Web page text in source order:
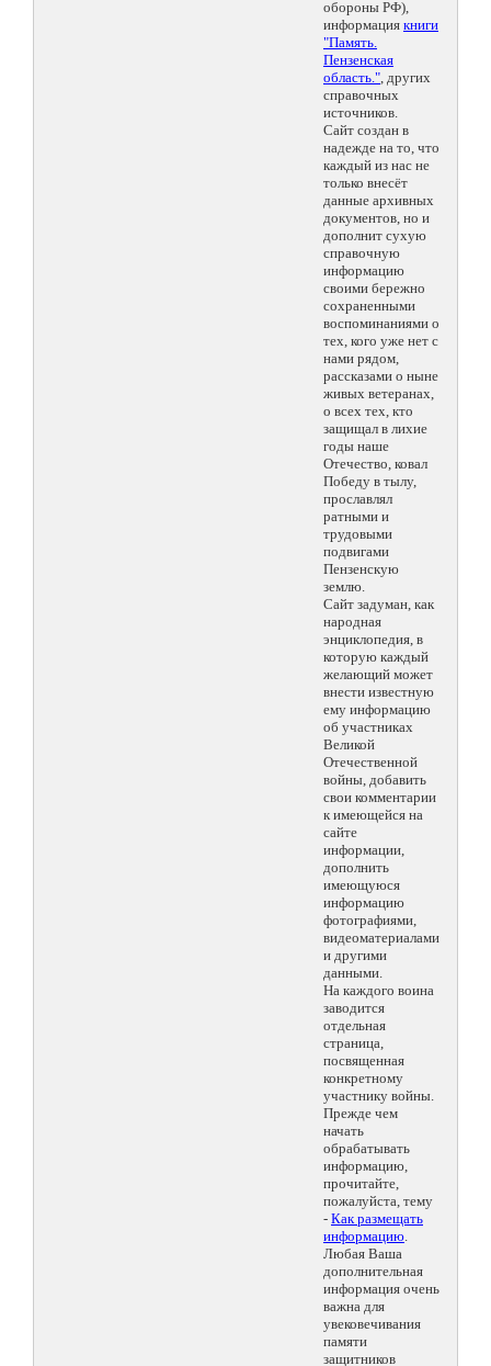
обороны РФ),
информация книги
"Память.
Пензенская
область.", других
справочных
источников.
Сайт создан в
надежде на то, что
каждый из нас не
только внесёт
данные архивных
документов, но и
дополнит сухую
справочную
информацию
своими бережно
сохраненными
воспоминаниями о
тех, кого уже нет с
нами рядом,
рассказами о ныне
живых ветеранах,
о всех тех, кто
защищал в лихие
годы наше
Отечество, ковал
Победу в тылу,
прославлял
ратными и
трудовыми
подвигами
Пензенскую
землю.
Сайт задуман, как
народная
энциклопедия, в
которую каждый
желающий может
внести известную
ему информацию
об участниках
Великой
Отечественной
войны, добавить
свои комментарии
к имеющейся на
сайте
информации,
дополнить
имеющуюся
информацию
фотографиями,
видеоматериалами
и другими
данными.
На каждого воина
заводится
отдельная
страница,
посвященная
конкретному
участнику войны.
Прежде чем
начать
обрабатывать
информацию,
прочитайте,
пожалуйста, тему
- Как размещать
информацию.
Любая Ваша
дополнительная
информация очень
важна для
увековечивания
памяти
защитников